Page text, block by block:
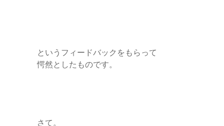
というフィードバックをもらって
愕然としたものです。
さて。